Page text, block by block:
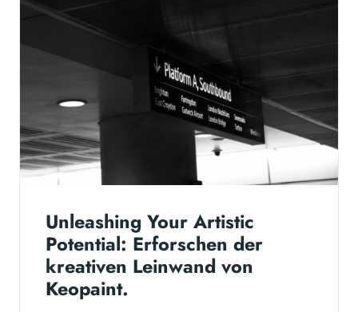
Unleashing Your Artistic
Potential: Erforschen der
kreativen Leinwand von
Keopaint.